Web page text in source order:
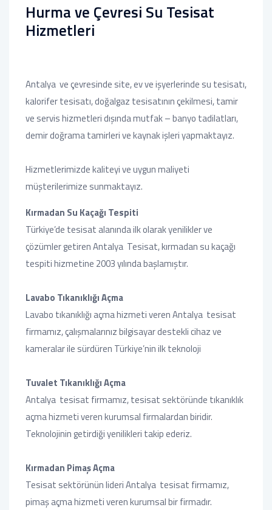
Hurma ve Çevresi Su Tesisat
Hizmetleri
Antalya ve çevresinde site, ev ve işyerlerinde su tesisatı,
kalorifer tesisatı, doğalgaz tesisatının çekilmesi, tamir
ve servis hizmetleri dışında mutfak – banyo tadilatları,
demir doğrama tamirleri ve kaynak işleri yapmaktayız.
Hizmetlerimizde kaliteyi ve uygun maliyeti
müşterilerimize sunmaktayız.
Kırmadan Su Kaçağı Tespiti
Türkiye’de tesisat alanında ilk olarak yenilikler ve
çözümler getiren Antalya Tesisat, kırmadan su kaçağı
tespiti hizmetine 2003 yılında başlamıştır.
Lavabo Tıkanıklığı Açma
Lavabo tıkanıklığı açma hizmeti veren Antalya tesisat
firmamız, çalışmalarınız bilgisayar destekli cihaz ve
kameralar ile sürdüren Türkiye’nin ilk teknoloji
Tuvalet Tıkanıklığı Açma
Antalya tesisat firmamız, tesisat sektöründe tıkanıklık
açma hizmeti veren kurumsal firmalardan biridir.
Teknolojinin getirdiği yenilikleri takip ederiz.
Kırmadan Pimaş Açma
Tesisat sektörünün lideri Antalya tesisat firmamız,
pimaş açma hizmeti veren kurumsal bir firmadır.